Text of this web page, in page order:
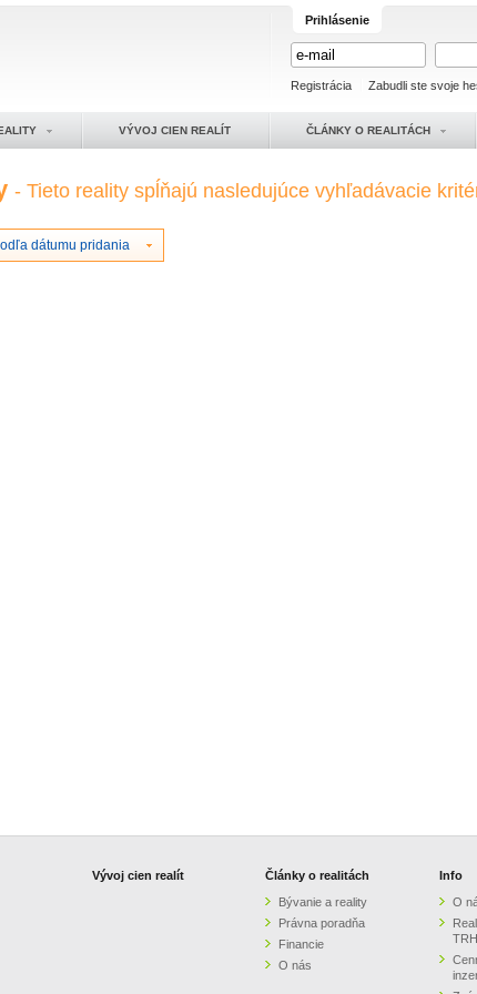
Prihlásenie
Registrácia Zabudli ste svoje
VÝVOJ CIEN REALÍT ČLÁNKY O REALITÁCH
- Tieto reality spĺňajú nasledujúce vyhľadávacie
dátumu pridania
Vývoj cien realít
Články o realitách
Bývanie a reality
Právna poradňa
Financie
O nás
Info
O